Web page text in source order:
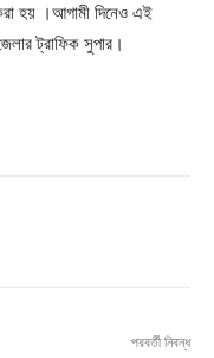
হয় ।আগামী দিনেও এই
ট্রাফিক সুপার।
পরবর্তী নিবন্ধ